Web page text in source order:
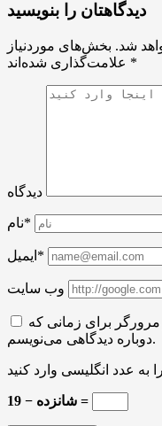
دیدگاهتان را بنویسید
شد. بخش‌های موردنیاز
*
دیدگاه
نام*
ایمیل*
وب سایت
برای زمانی که
دوباره دیدگاهی می‌نویسم.
19 − شانزده =